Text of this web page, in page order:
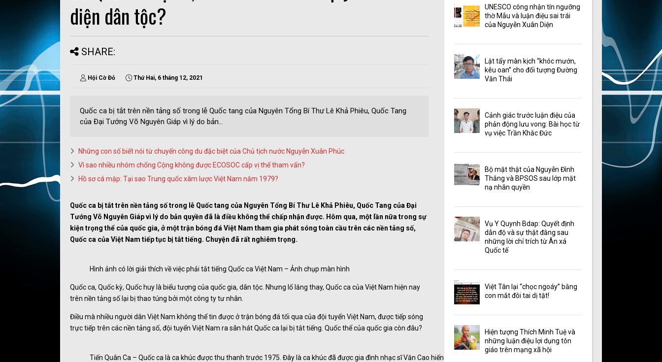
diện dân tộc?
SHARE:
Hội Cờ Đỏ Thứ Hai, 6 tháng 12, 2021
Quốc ca bị tắt trên nền tảng số trong lễ Quốc tang của Nguyên Tổng Bí Thư Lê Khả Phiêu, Quốc Tang
của Đại Tướng Võ Nguyên Giáp vì lý do bản...
Những con số biết nói từ chuyến công du đặc biệt của Chủ tịch nước Nguyễn Xuân Phúc
Vì sao nhiều nhóm chống Cộng không được ECOSOC cấp vị thế tham vấn?
Hồ sơ cá mập: Tại sao Trung quốc xâm lược Việt Nam năm 1979?
Quốc ca bị tắt trên nền tảng số trong lễ Quốc tang của Nguyên Tổng Bí Thư Lê Khả Phiêu, Quốc Tang của Đại
Tướng Võ Nguyên Giáp vì lý do bản quyền đã là điều không thể chấp nhận được. Hôm qua, một lần nữa trong sự
kiện trọng thể của quốc gia, ở một trận bóng đá Việt Nam tham gia phát sóng toàn cầu trên các nền tảng số,
Quốc ca của Việt Nam tiếp tục bị tắt tiếng. Chuyện đã rất nghiêm trọng.
Hình ảnh có lời giải thích về việc phải tắt tiếng Quốc ca Việt Nam – Ảnh chụp màn hình
Quốc ca, Quốc kỳ, Quốc huy là biểu tượng của quốc gia, dân tộc. Nhưng lố lăng thay, Quốc ca của Việt Nam hiện nay
trên nền tảng số lại bị thao túng bởi một công ty tư nhân.
Điều mà nhiều người dân Việt Nam không thể tin được ở trận bóng đá tối qua của đội tuyển Việt Nam, được tiếp sóng
trực tiếp trên các nền tảng số, đội tuyển Việt Nam ra sân hát Quốc ca lại bị tắt tiếng. Quốc thể của quốc gia còn đâu?
Tiến Quân Ca – Quốc ca là ca khúc được thu thanh trước 1975. Đây là ca khúc đã được gia đình nhạc sĩ Văn Cao hiến
UNESCO công nhận tín ngưỡng
thờ Mẫu và luận điệu sai trái
của Nguyễn Xuân Diện
Lật tẩy màn kịch “khóc mướn,
kêu oan” cho đối tượng Đường
Văn Thái
Cảnh giác trước luận điệu của
phản động lưu vong: Bài học từ
vụ việc Trần Khắc Đức
Bộ mặt thật của Nguyễn Đình
Thắng và BPSOS sau lớp mặt
nạ nhân quyền
Vụ Y Quynh Bdap: Quyết định
dẫn độ và sự thật đằng sau
những lời chỉ trích từ Ân xá
Quốc tế
Việt Tân lại “chọc ngoáy” bằng
con mắt đôi tai dị tật!
Hiện tượng Thích Minh Tuệ và
những luận điệu lợi dụng tôn
giáo trên mạng xã hội